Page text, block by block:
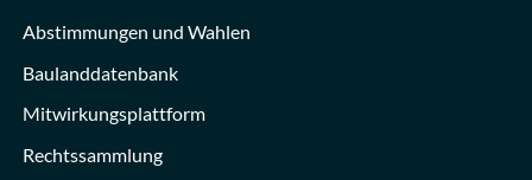
Abstimmungen und Wahlen
Baulanddatenbank
Mitwirkungsplattform
Rechtssammlung